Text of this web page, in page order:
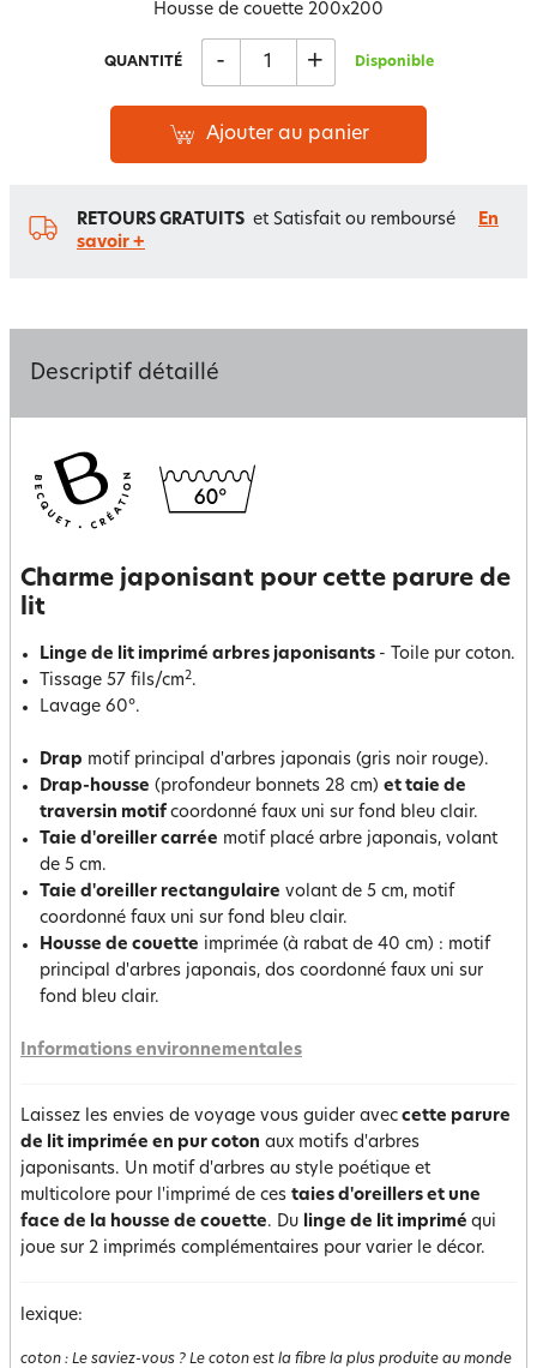
Housse de couette 200x200
QUANTITÉ - + Disponible
Ajouter au panier
RETOURS GRATUITS et Satisfait ou remboursé
En
savoir +
Descriptif détaillé
Charme japonisant pour cette parure de
lit
Linge de lit imprimé arbres japonisants - Toile pur coton.
Tissage 57 fils/cm2.
Lavage 60°.
Drap motif principal d'arbres japonais (gris noir rouge).
Drap-housse (profondeur bonnets 28 cm) et taie de
traversin motif coordonné faux uni sur fond bleu clair.
Taie d'oreiller carrée motif placé arbre japonais, volant
de 5 cm.
Taie d'oreiller rectangulaire volant de 5 cm, motif
coordonné faux uni sur fond bleu clair.
Housse de couette imprimée (à rabat de 40 cm) : motif
principal d'arbres japonais, dos coordonné faux uni sur
fond bleu clair.
Informations environnementales
Laissez les envies de voyage vous guider avec cette parure
de lit imprimée en pur coton aux motifs d'arbres
japonisants. Un motif d'arbres au style poétique et
multicolore pour l'imprimé de ces taies d'oreillers et une
face de la housse de couette. Du linge de lit imprimé qui
joue sur 2 imprimés complémentaires pour varier le décor.
lexique:
coton : Le saviez-vous ? Le coton est la fibre la plus produite au monde